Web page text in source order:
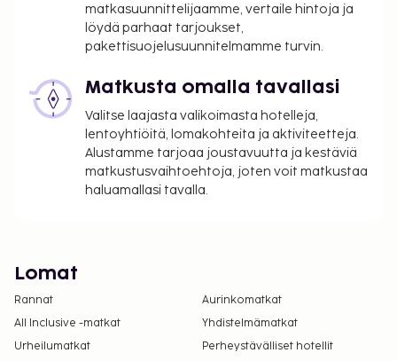
matkasuunnittelijaamme, vertaile hintoja ja
löydä parhaat tarjoukset,
pakettisuojelusuunnitelmamme turvin.
Matkusta omalla tavallasi
Valitse laajasta valikoimasta hotelleja,
lentoyhtiöitä, lomakohteita ja aktiviteetteja.
Alustamme tarjoaa joustavuutta ja kestäviä
matkustusvaihtoehtoja, joten voit matkustaa
haluamallasi tavalla.
Lomat
Rannat
Aurinkomatkat
All Inclusive -matkat
Yhdistelmämatkat
Urheilumatkat
Perheystävälliset hotellit